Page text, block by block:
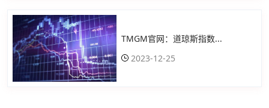
TMGM官网：道琼斯指数...
2023-12-25